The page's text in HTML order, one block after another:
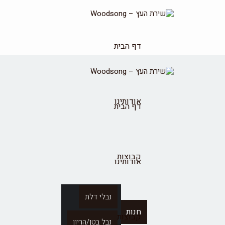
דף הבית
אודותינו
קבוצות
חנות
נבלי דלת
נבל בטן/הריון
דף הבית
אודותינו
קבוצות